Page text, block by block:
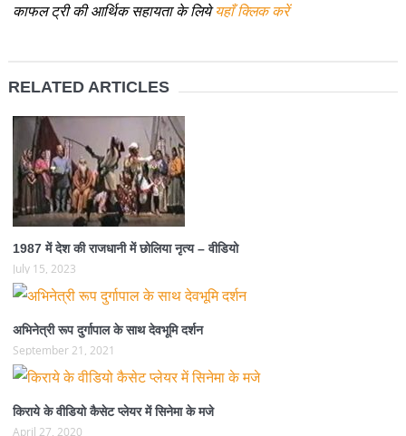
काफल ट्री की आर्थिक सहायता के लियेयहाँ क्लिक करें
RELATED ARTICLES
1987 में देश की राजधानी में छोलिया नृत्य – वीडियो
July 15, 2023
अभिनेत्री रूप दुर्गापाल के साथ देवभूमि दर्शन
September 21, 2021
किराये के वीडियो कैसेट प्लेयर में सिनेमा के मजे
April 27, 2020